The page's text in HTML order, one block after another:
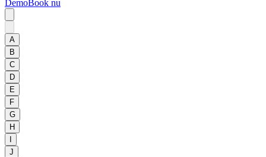
DemoBook nu
A
B
C
D
E
F
G
H
J